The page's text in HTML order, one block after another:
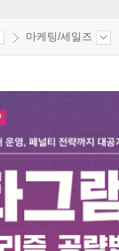
마케팅/세일즈